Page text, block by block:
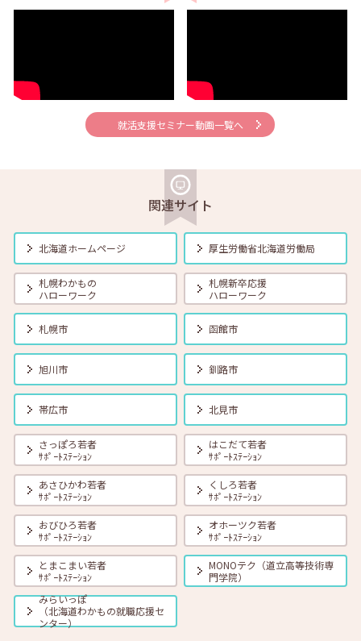
【釧路・対面】6月12日（金）就勝塾 自己分析 13:30～14:30
【オンライン】6月12日（金）就活ストレス４つの解消法 14:00～
14:30
2026年06月01日(月) セミナー 在職者 学生 求職者
在職者
【函館・対面】6月17日（水）就勝塾 採用につながる応募書類の書き
方 13:30～14:30
2026年06月01日(月) 学生 求職者
【帯広・対面】6月19日（金） 就勝塾 会話力アップ～アサーティブ・
コミュニケーション～ 11:00～11:40
学生
【オンライン】6月23日（火）採用につながる応募書類の書き方 14:00
～14:45
2026年06月01日(月) 学生 求職者
【オンライン】6月25日（木）小さな夢からかなえてみよう 14:00～
14:30
就活支援セミナー動画一覧へ
関連サイト
北海道ホームページ 厚生労働省北海道労働局
札幌わかもの
ハローワーク
札幌新卒応援
ハローワーク
札幌市 函館市
旭川市 釧路市
帯広市 北見市
さっぽろ若者
ｻﾎﾟｰﾄｽﾃｰｼｮﾝ
はこだて若者
ｻﾎﾟｰﾄｽﾃｰｼｮﾝ
あさひかわ若者
ｻﾎﾟｰﾄｽﾃｰｼｮﾝ
くしろ若者
ｻﾎﾟｰﾄｽﾃｰｼｮﾝ
おびひろ若者
ｻﾎﾟｰﾄｽﾃｰｼｮﾝ
オホーツク若者
ｻﾎﾟｰﾄｽﾃｰｼｮﾝ
とまこまい若者
ｻﾎﾟｰﾄｽﾃｰｼｮﾝ
MONOテク（道立高等技術専
門学院）
みらいっぽ
（北海道わかもの就職応援セ
ンター）